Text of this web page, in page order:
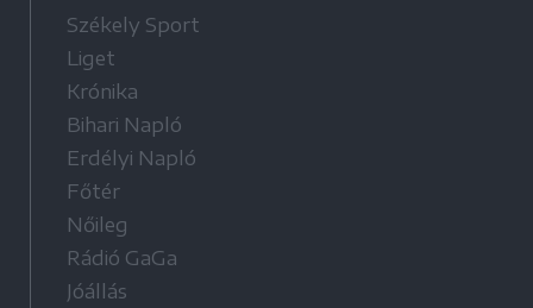
Székely Sport
Liget
Krónika
Bihari Napló
Erdélyi Napló
Főtér
Nőileg
Rádió GaGa
Jóállás